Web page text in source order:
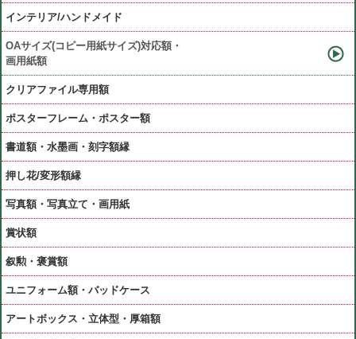
インテリア/ハンドメイド
OAサイズ(コピー用紙サイズ)対応額・
画用紙額
クリアファイル専用額
ポスターフレーム・ポスター額
書道額・水墨画・刻字額縁
押し花/変形額縁
写真額・写真立て・画用紙
賞状額
叙勲・褒賞額
ユニフォーム額・バッドケース
アートボックス・立体型・厚箱額